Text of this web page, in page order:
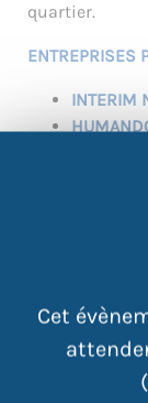
Cet
quartier.
ENTREPRISES
INTERIM
O2
ETTIC
ECF:
ECF-LES
CCI
TITI